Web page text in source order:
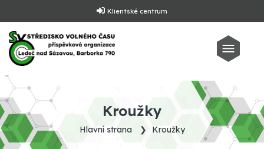
Klientské centrum
Kroužky
Hlavní strana Kroužky